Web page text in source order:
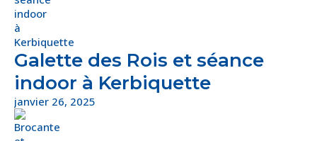
Galette des Rois et séance
indoor à Kerbiquette
janvier 26, 2025